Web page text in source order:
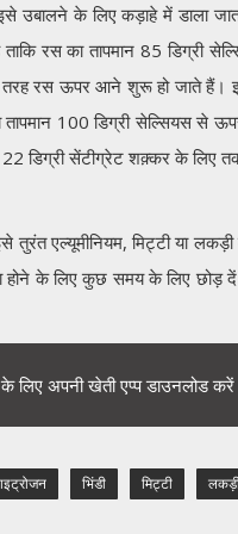
उबालने के लिए कड़ाहे में डाला
ताकि रस का तापमान 85
तरह रस ऊपर आने शुरू हो जाते
तापमान 100 डिग्री सेल्सियस
सेंटीग्रेट शक़्कर के लिए तक
तुरंत एल्यूमीनियम, मिट्टी या
होने के लिए कुछ समय के लिए छोड़
लिए अपनी खेती एप्प डाउनलोड
भिंडी मिट्टी